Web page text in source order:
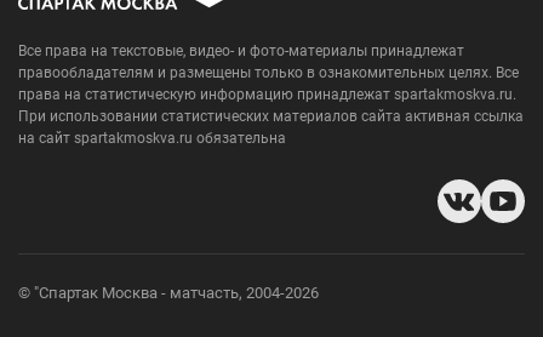
Все права на текстовые, видео- и фото-материалы принадлежат
правообладателям и размещены только в ознакомительных целях. Все
права на статистическую информацию принадлежат spartakmoskva.ru.
При использовании статистических материалов сайта активная ссылка
на сайт spartakmoskva.ru обязательна
© "Спартак Москва - матчасть, 2004-2026